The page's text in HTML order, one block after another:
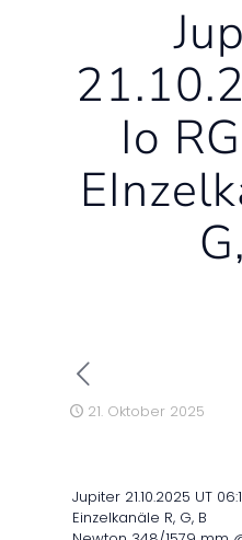
Io
21. Oktober 2025
Jupiter 21.10.2025 UT
Einzelkanäle R, G, B